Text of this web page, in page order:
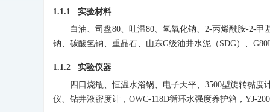
1.1.1 实验材料
白油、司盘80、吐温80、氢氧化钠、2-丙烯酰胺-2-
钠、碳酸氢钠、重晶石、山东G级油井水泥（SDG）、
1.1.2 实验仪器
四口烧瓶、恒温水浴锅、电子天平、3500型旋转黏度
仪、钻井液密度计，OWC-118D循环水强度养护箱，YJ-